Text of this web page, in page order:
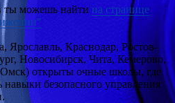
ты можешь найти на странице
Ярославль, Краснодар, Ростов-
Новосибирск, Чита, Кемерово,
открыты очные школы, где
безопасного управления